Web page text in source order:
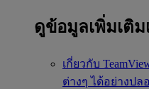
ดูข้อมูลเพิ่มเติม
เกี่ยวกับ
ต่างๆ ได้อย่างปล